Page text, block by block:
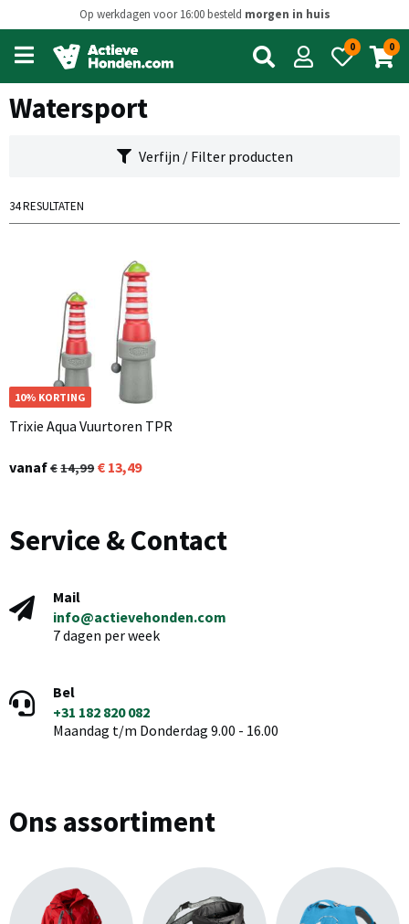
Op werkdagen voor 16:00 besteld morgen in huis
Open
main
menu
0 0
Watersport
Verfijn / Filter producten
34 RESULTATEN
10% KORTING
Trixie Aqua Vuurtoren TPR
vanaf 14,99 13,49
Service & Contact
Mail
info@actievehonden.com
7 dagen per week
Bel
+31 182 820 082
Maandag t/m Donderdag 9.00 - 16.00
Ons assortiment